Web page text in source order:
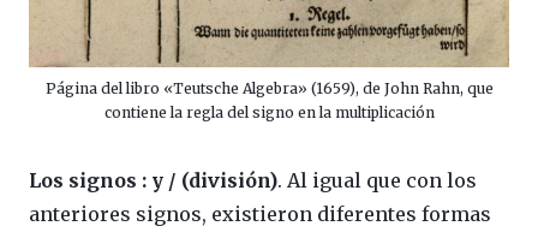
Página del libro «Teutsche Algebra» (1659), de John Rahn, que
contiene la regla del signo en la multiplicación
Los signos : y / (división). Al igual que con los
anteriores signos, existieron diferentes formas